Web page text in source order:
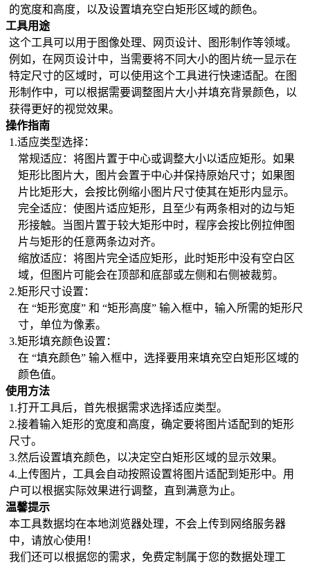
的宽度和高度，以及设置填充空白矩形区域的颜色。
工具用途
这个工具可以用于图像处理、网页设计、图形制作等领域。
例如，在网页设计中，当需要将不同大小的图片统一显示在
特定尺寸的区域时，可以使用这个工具进行快速适配。在图
形制作中，可以根据需要调整图片大小并填充背景颜色，以
获得更好的视觉效果。
操作指南
1.适应类型选择：
常规适应：将图片置于中心或调整大小以适应矩形。如果
矩形比图片大，图片会置于中心并保持原始尺寸；如果图
片比矩形大，会按比例缩小图片尺寸使其在矩形内显示。
完全适应：使图片适应矩形，且至少有两条相对的边与矩
形接触。当图片置于较大矩形中时，程序会按比例拉伸图
片与矩形的任意两条边对齐。
缩放适应：将图片完全适应矩形，此时矩形中没有空白区
域，但图片可能会在顶部和底部或左侧和右侧被裁剪。
2.矩形尺寸设置：
在 “矩形宽度” 和 “矩形高度” 输入框中，输入所需的矩形尺
寸，单位为像素。
3.矩形填充颜色设置：
在 “填充颜色” 输入框中，选择要用来填充空白矩形区域的
颜色值。
使用方法
1.打开工具后，首先根据需求选择适应类型。
2.接着输入矩形的宽度和高度，确定要将图片适配到的矩形
尺寸。
3.然后设置填充颜色，以决定空白矩形区域的显示效果。
4.上传图片，工具会自动按照设置将图片适配到矩形中。用
户可以根据实际效果进行调整，直到满意为止。
温馨提示
本工具数据均在本地浏览器处理，不会上传到网络服务器
中，请放心使用！
我们还可以根据您的需求，免费定制属于您的数据处理工